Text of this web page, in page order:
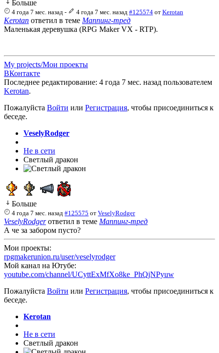
Больше
4 года 7 мес. назад - 4 года 7 мес. назад #125574 от Kerotan
Kerotan ответил в теме Маппинг-тред
Маленькая деревушка (RPG Maker VX - RTP).
My projects/Мои проекты
ВКонтакте
Последнее редактирование: 4 года 7 мес. назад пользователем
Kerotan.
Пожалуйста Войти или Регистрация, чтобы присоединиться к
беседе.
VeselyRodger
Не в сети
Светлый дракон
Больше
4 года 7 мес. назад #125575 отVeselyRodger
VeselyRodgerответил в теме Маппинг-тред
А че за забором пусто?
Мои проекты:
rpgmakerunion.ru/user/veselyrodger
Мой канал на Ютубе:
youtube.com/channel/UCyttExMfXo8ke_PhQjNPyuw
Пожалуйста Войти или Регистрация, чтобы присоединиться к
беседе.
Kerotan
Не в сети
Светлый дракон